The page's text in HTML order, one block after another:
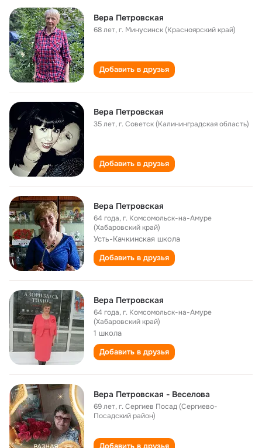
Вера Петровская
68 лет,г. Минусинск (Красноярский край)
Добавить в друзья
Вера Петровская
35 лет,г. Советск (Калининградская область)
Добавить в друзья
Вера Петровская
64 года,г. Комсомольск-на-Амуре
(Хабаровский край)
Усть-Качкинская школа
Добавить в друзья
Вера Петровская
64 года,г. Комсомольск-на-Амуре
(Хабаровский край)
1 школа
Добавить в друзья
Вера Петровская - Веселова
69 лет,г. Сергиев Посад (Сергиево-
Посадский район)
Добавить в друзья